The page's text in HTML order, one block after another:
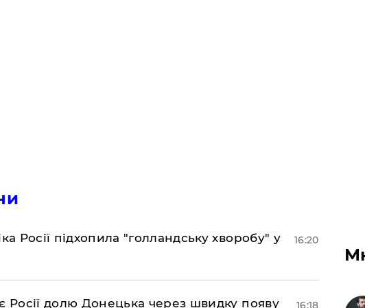
Росії підхопила "голландську хворобу" у
16:20
Росії долю Донецька через швидку появу
16:18